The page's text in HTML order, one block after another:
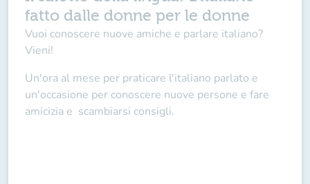
fatto dalle donne per le donne
Vuoi conoscere nuove amiche e parlare italiano?
Vieni!
Un'ora al mese per praticare l'italiano parlato e
un'occasione per conoscere nuove persone e fare
amicizia e scambiarsi consigli.